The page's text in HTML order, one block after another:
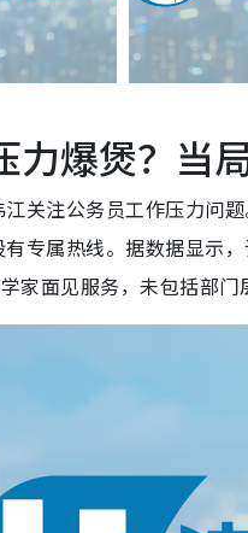
力爆煲？当
关注公务员工作压力问
专属热线。据数据显示
家面见服务，未包括部门